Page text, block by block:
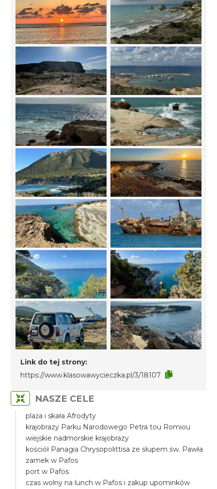
Link do tej strony:
https://www.klasowawycieczka.pl/3/18107
NASZE CELE
plaża i skała Afrodyty
krajobrazy Parku Narodowego Petra tou Romiou
wiejskie nadmorskie krajobrazy
kościół Panagia Chrysopolittisa ze słupem św. Pawła
zamek w Pafos
port w Pafos
czas wolny na lunch w Pafos i zakup upominków